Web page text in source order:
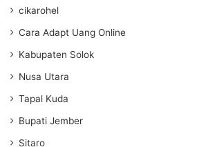
cikarohel
Cara Adapt Uang Online
Kabupaten Solok
Nusa Utara
Tapal Kuda
Bupati Jember
Sitaro